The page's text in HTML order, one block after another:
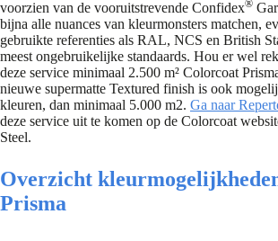
voorzien van de vooruitstrevende Confidex®
bijna alle nuances van kleurmonsters matchen,
gebruikte referenties als RAL, NCS en British
meest ongebruikelijke standaards. Hou er wel
deze service minimaal 2.500 m² Colorcoat
nieuwe supermatte Textured finish is ook
kleuren, dan minimaal 5.000 m2. Ga naar
deze service uit te komen op de Colorcoat
Steel.
Overzicht
Prisma